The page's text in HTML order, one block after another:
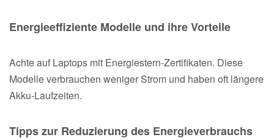
Energieeffiziente Modelle und ihre Vorteile
Achte auf Laptops mit Energiestern-Zertifikaten. Diese
Modelle verbrauchen weniger Strom und haben oft längere
Akku-Laufzeiten.
Tipps zur Reduzierung des Energieverbrauchs